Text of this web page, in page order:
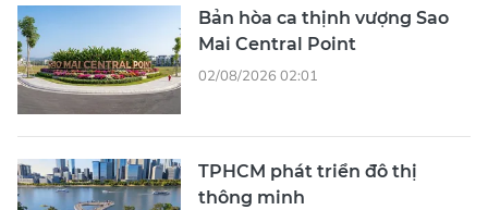
Bản hòa ca thịnh vượng Sao
Mai Central Point
02/08/2026 02:01
TPHCM phát triển đô thị
thông minh